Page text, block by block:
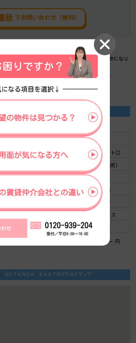
話 でお問い合わせ（無料）
公開としている場合がございます。詳しくお聞きになり
い。
は別途消費税が掛かります。
などについてはお気軽にお問い合わせください。
イム情報はお問合せください。
ＯＴＡＮＤＡ ＥＡＳＴの施設情報カテゴリ
大型EV
傘いらず
空中店舗相談 ヴィンテージ・レトロ
SOHO(住居兼事務所)
荷物EVあり
ネット回線引込可 ビル内貸倉庫
ランドマーク
レンタルオフィス
駅近（出口 築浅
自転車置場料金： ー 円
ＯＴＡＮＤＡ ＥＡＳＴのアクセスマップ